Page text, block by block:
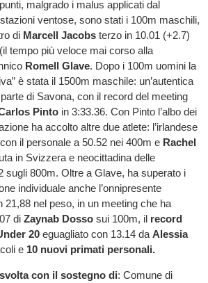
malgrado i malus applicati dal
ventose, sono stati i 100m maschili,
di Marcell Jacobsterzo in 10.01 (+2.7)
tempo più veloce mai corso alla
Romell Glave. Dopo i 100m uomini la
è stata il 1500m maschile: un’autentica
di Savona, con il record del meeting
Pintoin 3:33.36. Con Pinto l’albo dei
ha accolto altre due atlete: l’irlandese
il personale a 50.52 nei 400m e Rachel
in Svizzera e neocittadina delle
sugli 800m. Oltre a Glave, ha superato i
individuale anche l’onnipresente
21,88 nel peso, in un meeting che ha
di Zaynab Dossosui 100m, il record
20eguagliato con 13.14 da Alessia
e 10 nuovi primati personali.
con il sostegno di: Comune di